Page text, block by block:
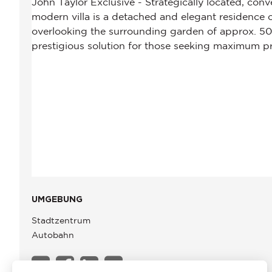
UMGEBUNG
Stadtzentrum
Autobahn